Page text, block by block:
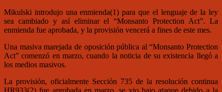
Mikulski introdujo una enmienda(1) para que el lenguaje de la ley
sea cambiado y así eliminar el “Monsanto Protection Act”. La
enmienda fue aprobada, y la provisión vencerá a fines de este mes.
Una masiva marejada de oposición pública al “Monsanto Protection
Act” comenzó en marzo, cuando la noticia de su existencia llegó a
los medios masivos.
La provisión, oficialmente Sección 735 de la resolución continua
HR933(2) fue aprobada en marzo, se vio bajo ataque debido a la